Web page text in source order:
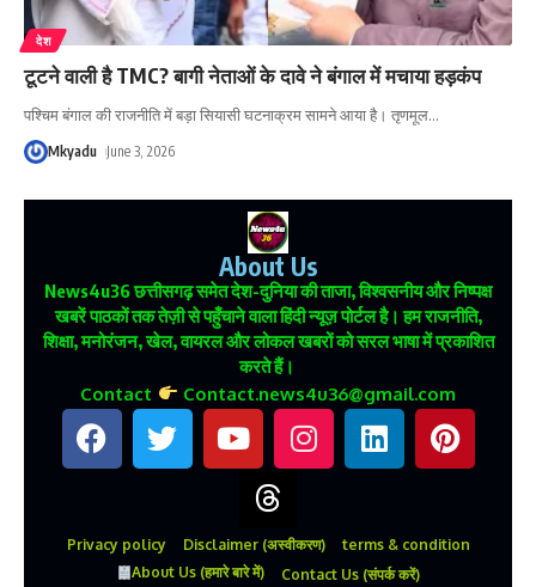
देश
टूटने वाली है TMC? बागी नेताओं के दावे ने बंगाल में मचाया हड़कंप
पश्चिम बंगाल की राजनीति में बड़ा सियासी घटनाक्रम सामने आया है। तृणमूल…
Mkyadu June 3, 2026
About Us
News4u36छत्तीसगढ़ समेत देश-दुनिया की ताजा, विश्वसनीय और निष्पक्ष
खबरें पाठकों तक तेज़ी से पहुँचाने वाला हिंदी न्यूज़ पोर्टल है। हम राजनीति,
शिक्षा, मनोरंजन, खेल, वायरल और लोकल खबरों को सरल भाषा में प्रकाशित
करते हैं।
Contact Contact.news4u36@gmail.com
Privacy policy Disclaimer (अस्वीकरण)
terms & condition
About Us (हमारे बारे में)
Contact Us (संपर्क करें)